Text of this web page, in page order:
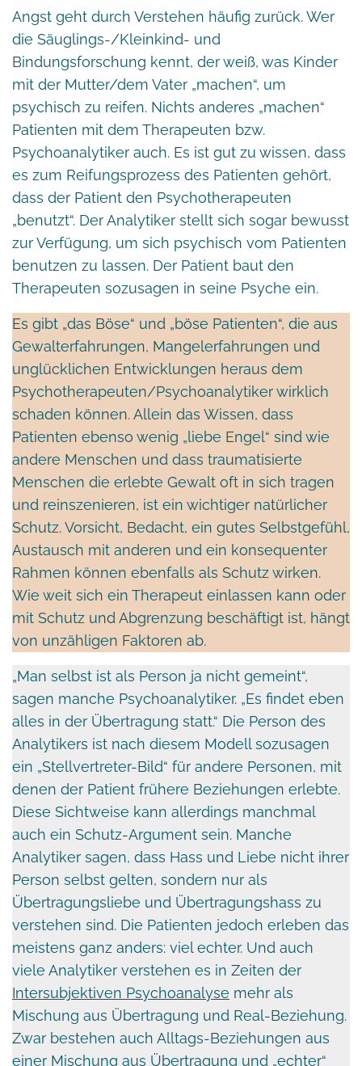
Angst geht durch Verstehen häufig zurück. Wer
die Säuglings-/Kleinkind- und
Bindungsforschung kennt, der weiß, was Kinder
mit der Mutter/dem Vater „machen“, um
psychisch zu reifen. Nichts anderes „machen“
Patienten mit dem Therapeuten bzw.
Psychoanalytiker auch. Es ist gut zu wissen, dass
es zum Reifungsprozess des Patienten gehört,
dass der Patient den Psychotherapeuten
„benutzt“. Der Analytiker stellt sich sogar bewusst
zur Verfügung, um sich psychisch vom Patienten
benutzen zu lassen. Der Patient baut den
Therapeuten sozusagen in seine Psyche ein.
Es gibt „das Böse“ und „böse Patienten“, die aus
Gewalterfahrungen, Mangelerfahrungen und
unglücklichen Entwicklungen heraus dem
Psychotherapeuten/Psychoanalytiker wirklich
schaden können. Allein das Wissen, dass
Patienten ebenso wenig „liebe Engel“ sind wie
andere Menschen und dass traumatisierte
Menschen die erlebte Gewalt oft in sich tragen
und reinszenieren, ist ein wichtiger natürlicher
Schutz. Vorsicht, Bedacht, ein gutes Selbstgefühl,
Austausch mit anderen und ein konsequenter
Rahmen können ebenfalls als Schutz wirken.
Wie weit sich ein Therapeut einlassen kann oder
mit Schutz und Abgrenzung beschäftigt ist, hängt
von unzähligen Faktoren ab.
„Man selbst ist als Person ja nicht gemeint“,
sagen manche Psychoanalytiker. „Es findet eben
alles in der Übertragung statt.“ Die Person des
Analytikers ist nach diesem Modell sozusagen
ein „Stellvertreter-Bild“ für andere Personen, mit
denen der Patient frühere Beziehungen erlebte.
Diese Sichtweise kann allerdings manchmal
auch ein Schutz-Argument sein. Manche
Analytiker sagen, dass Hass und Liebe nicht ihrer
Person selbst gelten, sondern nur als
Übertragungsliebe und Übertragungshass zu
verstehen sind. Die Patienten jedoch erleben das
meistens ganz anders: viel echter. Und auch
viele Analytiker verstehen es in Zeiten der
Intersubjektiven Psychoanalyse mehr als
Mischung aus Übertragung und Real-Beziehung.
Zwar bestehen auch Alltags-Beziehungen aus
einer Mischung aus Übertragung und „echter“